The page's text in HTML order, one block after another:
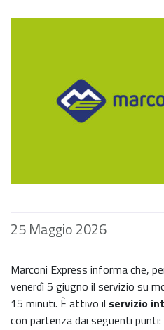
25 Maggio 2026
Marconi Express informa che,
venerdì 5 giugno il servizio su
15 minuti. È attivo il servizio
con partenza dai seguenti punti: